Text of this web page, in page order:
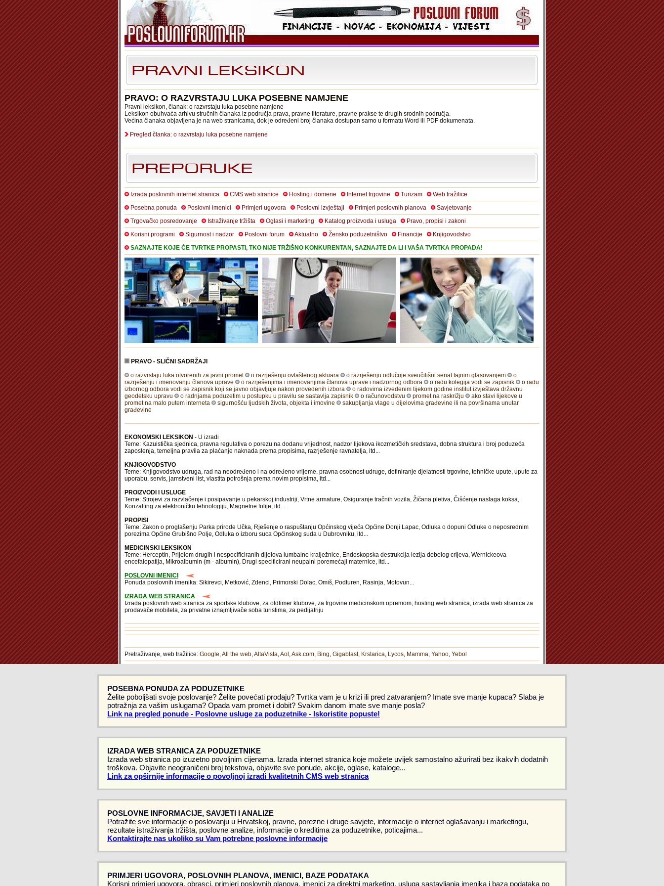
PRAVO: O RAZVRSTAJU LUKA POSEBNE NAMJENE
Pravni leksikon, članak: o razvrstaju luka posebne namjene
Leksikon obuhvaća arhivu stručnih članaka iz područja prava, pravne literature, pravne prakse te drugih srodnih područja.
Većina članaka objavljena je na web stranicama, dok je određeni broj članaka dostupan samo u formatu Word ili PDF dokumenata.
Pregled članka: o razvrstaju luka posebne namjene
Izrada poslovnih internet stranica CMS web stranice Hosting i domene Internet trgovine Turizam
Web tražilice
Posebna ponuda
Poslovni imenici Primjeri ugovora Poslovni izvještaji Primjeri poslovnih planova
Savjetovanje
Trgovačko posredovanje
Istraživanje tržišta Oglasi i marketing Katalog proizvoda i usluga
Pravo, propisi i zakoni
Korisni programi
Sigurnost i nadzor Poslovni forum Aktualno Žensko poduzetništvo Financije
Knjigovodstvo
SAZNAJTE KOJE ĆE TVRTKE PROPASTI, TKO NIJE TRŽIŠNO KONKURENTAN, SAZNAJTE DA LI I VAŠA TVRTKA PROPADA!
PRAVO - SLIČNI SADRŽAJI
o razvrstaju luka otvorenih za javni promet
o razrješenju ovlaštenog aktuara o razrješenju odlučuje sveučilišni senat tajnim glasovanjem
o
razrješenju i imenovanju članova uprave
o razrješenjima i imenovanjima članova uprave i nadzornog odbora o radu kolegija vodi se zapisnik
o radu
izbornog odbora vodi se zapisnik koji se javno objavljuje nakon provedenih izbora
o radovima izvedenim tijekom godine institut izvještava državnu
geodetsku upravu
o radnjama poduzetim u postupku u pravilu se sastavlja zapisnik o računovodstvu promet na raskrižju
ako stavi lijekove u
promet na malo putem interneta
sigurnošću ljudskih života, objekta i imovine
sakupljanja vlage u dijelovima građevine ili na površinama unutar
građevine
EKONOMSKI LEKSIKON - U izradi
Teme: Kazuistička sjednica, pravna regulativa o porezu na dodanu vrijednost, nadzor lijekova ikozmetičkih sredstava, dobna struktura i broj poduzeća
zaposlenja, temeljna pravila za plaćanje naknada prema propisima, razrješenje ravnatelja, itd ...
KNJIGOVODSTVO
Teme: Knjigovodstvo udruga, rad na neodređeno i na određeno vrijeme, pravna osobnost udruge, definiranje djelatnosti trgovine, tehničke upute, upute za
uporabu, servis, jamstveni list, vlastita potrošnja prema novim propisima, itd ...
PROIZVODI I USLUGE
Teme: Strojevi za razvlačenje i posipavanje u pekarskoj industriji, Vrtne armature, Osiguranje tračnih vozila, Žičana pletiva, Čišćenje naslaga koksa,
Konzalting za elektroničku tehnologiju, Magnetne folije, itd ...
PROPISI
Teme: Zakon o proglašenju Parka prirode Učka, Rješenje o raspuštanju Općinskog vijeća Općine Donji Lapac, Odluka o dopuni Odluke o neposrednim
porezima Općine Grubišno Polje, Odluka o izboru suca Općinskog suda u Dubrovniku, itd ...
MEDICINSKI LEKSIKON
Teme: Herceptin, Prijelom drugih i nespecificiranih dijelova lumbalne kralježnice, Endoskopska destrukcija lezija debelog crijeva, Wernickeova
encefalopatija, Mikroalbumin (m - albumin), Drugi specificirani neupalni poremećaji maternice, itd ...
POSLOVNI IMENICI
Ponuda poslovnih imenika: Sikirevci, Metković, Zdenci, Primorski Dolac, Omiš, Podturen, Rasinja, Motovun...
IZRADA WEB STRANICA
Izrada poslovnih web stranica za sportske klubove, za oldtimer klubove, za trgovine medicinskom opremom, hosting web stranica, izrada web stranica za
prodavače mobitela, za privatne iznajmljivače soba turistima, za pedijatriju
Pretraživanje, web tražilice: Google,All the web,AltaVista,Aol ,Ask.com, Bing, Gigablast, Krstarica, Lycos, Mamma, Yahoo, Yebol
POSEBNA PONUDA ZA PODUZETNIKE
Želite poboljšati svoje poslovanje? Želite povećati prodaju? Tvrtka vam je u krizi ili pred zatvaranjem? Imate sve manje kupaca? Slaba je
potražnja za vašim uslugama? Opada vam promet i dobit? Svakim danom imate sve manje posla?
Link na pregled ponude - Poslovne usluge za poduzetnike - Iskoristite popuste!
IZRADA WEB STRANICA ZA PODUZETNIKE
Izrada web stranica po izuzetno povoljnim cijenama. Izrada internet stranica koje možete uvijek samostalno ažurirati bez ikakvih dodatnih
troškova. Objavite neograničeni broj tekstova, objavite sve ponude, akcije, oglase, kataloge...
Link za opširnije informacije o povoljnoj izradi kvalitetnih CMS web stranica
POSLOVNE INFORMACIJE, SAVJETI I ANALIZE
Potražite sve informacije o poslovanju u Hrvatskoj, pravne, porezne i druge savjete, informacije o internet oglašavanju i marketingu,
rezultate istraživanja tržišta, poslovne analize, informacije o kreditima za poduzetnike, poticajima...
Kontaktirajte nas ukoliko su Vam potrebne poslovne informacije
PRIMJERI UGOVORA, POSLOVNIH PLANOVA, IMENICI, BAZE PODATAKA
Korisni primjeri ugovora, obrasci, primjeri poslovnih planova, imenici za direktni marketing, usluga sastavljanja imenika i baza podataka po